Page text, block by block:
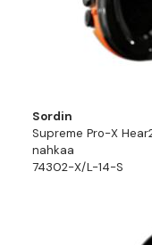
Sordin
Supreme Pro-X
nahkaa
74302-X/L-14-S